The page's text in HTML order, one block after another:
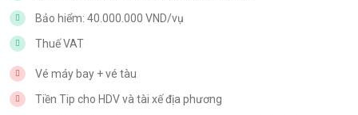
Bảo hiểm: 40.000.000 VND/vụ
Thuế VAT
Vé máy bay + vé tàu
Tiền Tip cho HDV và tài xế địa phương